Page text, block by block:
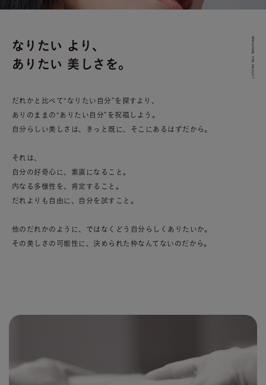
なりたい より、
ありたい 美しさを。
だれかと比べて“なりたい自分”を探すより、
ありのままの“ありたい自分”を祝福しよう。
自分らしい美しさは、きっと既に、そこにあるはずだから。
それは、
自分の好奇心に、素直になること。
内なる多様性を、肯定すること。
だれよりも自由に、自分を試すこと。
他のだれかのように、ではなくどう自分らしくありたいか。
その美しさの可能性に、決められた枠なんてないのだから。